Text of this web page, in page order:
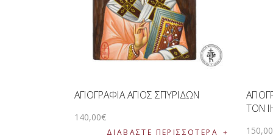
ΑΓΙΟΓΡΑΦΙΑ ΑΓΙΟΣ ΣΠΥΡΙΔΩΝ
140,00€
ΔΙΑΒΆΣΤΕ ΠΕΡΙΣΣΌΤΕΡΑ
ΤΟΝ
150,00